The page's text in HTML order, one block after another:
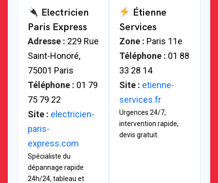
Electricien
Paris Express
Adresse : 229 Rue
Saint-Honoré,
75001 Paris
Téléphone : 01 79
75 79 22
Site : electricien-
paris-
express.com
Spécialiste du
dépannage rapide
24h/24, tableau et
Étienne
Services
Zone : Paris 11e
Téléphone : 01 88
33 28 14
Site : etienne-
services.fr
Urgences 24/7,
intervention rapide,
devis gratuit.